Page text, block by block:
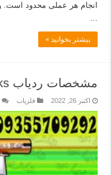
انجام هر عملی محدود است. و
بیشتر بخوانید »
مشخصات ردیاب aks
اکتبر 26, 2022 فلزیاب